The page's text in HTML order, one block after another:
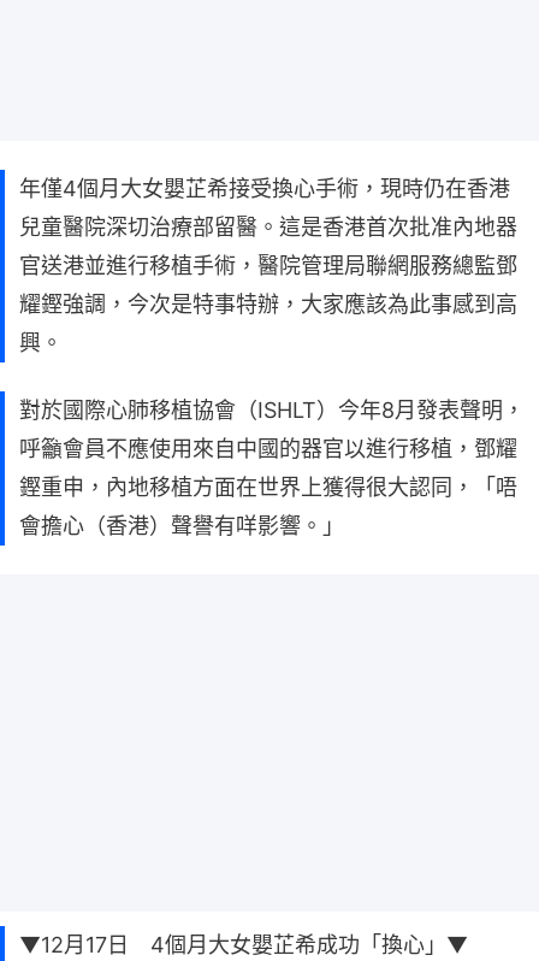
年僅4個月大女嬰芷希接受換心手術，現時仍在香港
兒童醫院深切治療部留醫。這是香港首次批准內地器
官送港並進行移植手術，醫院管理局聯網服務總監鄧
耀鏗強調，今次是特事特辦，大家應該為此事感到高
興。
對於國際心肺移植協會（ISHLT）今年8月發表聲明，
呼籲會員不應使用來自中國的器官以進行移植，鄧耀
鏗重申，內地移植方面在世界上獲得很大認同，「唔
會擔心（香港）聲譽有咩影響。」
▼12月17日 4個月大女嬰芷希成功「換心」▼